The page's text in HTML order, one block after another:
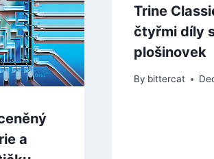
a
Trine
čtyřmi díly
plošinovek
By bittercat